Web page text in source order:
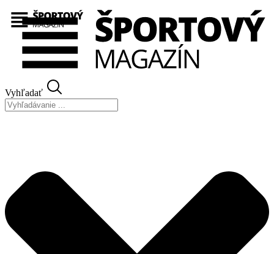
Preskočiť
na
obsah
Vyhľadať